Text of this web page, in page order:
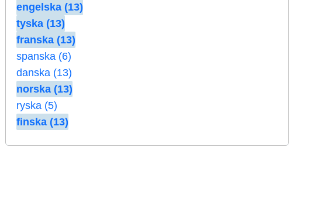
engelska (13)
tyska (13)
franska (13)
spanska (6)
danska (13)
norska (13)
ryska (5)
finska (13)